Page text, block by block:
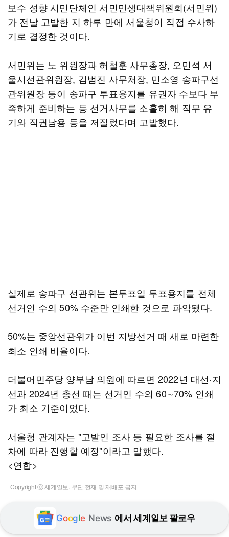
보수 성향 시민단체인 서민민생대책위원회(서민위)
가 전날 고발한 지 하루 만에 서울청이 직접 수사하
기로 결정한 것이다.
서민위는 노 위원장과 허철훈 사무총장, 오민석 서
울시선관위원장, 김범진 사무처장, 민소영 송파구선
관위원장 등이 송파구 투표용지를 유권자 수보다 부
족하게 준비하는 등 선거사무를 소홀히 해 직무 유
기와 직권남용 등을 저질렀다며 고발했다.
실제로 송파구 선관위는 본투표일 투표용지를 전체
선거인 수의 50% 수준만 인쇄한 것으로 파악됐다.
50%는 중앙선관위가 이번 지방선거 때 새로 마련한
최소 인쇄 비율이다.
더불어민주당 양부남 의원에 따르면 2022년 대선·지
선과 2024년 총선 때는 선거인 수의 60∼70% 인쇄
가 최소 기준이었다.
서울청 관계자는 "고발인 조사 등 필요한 조사를 절
차에 따라 진행할 예정"이라고 말했다.
<연합>
Copyright ⓒ 세계일보. 무단 전재 및 재배포 금지
Google News 에서 세계일보 팔로우